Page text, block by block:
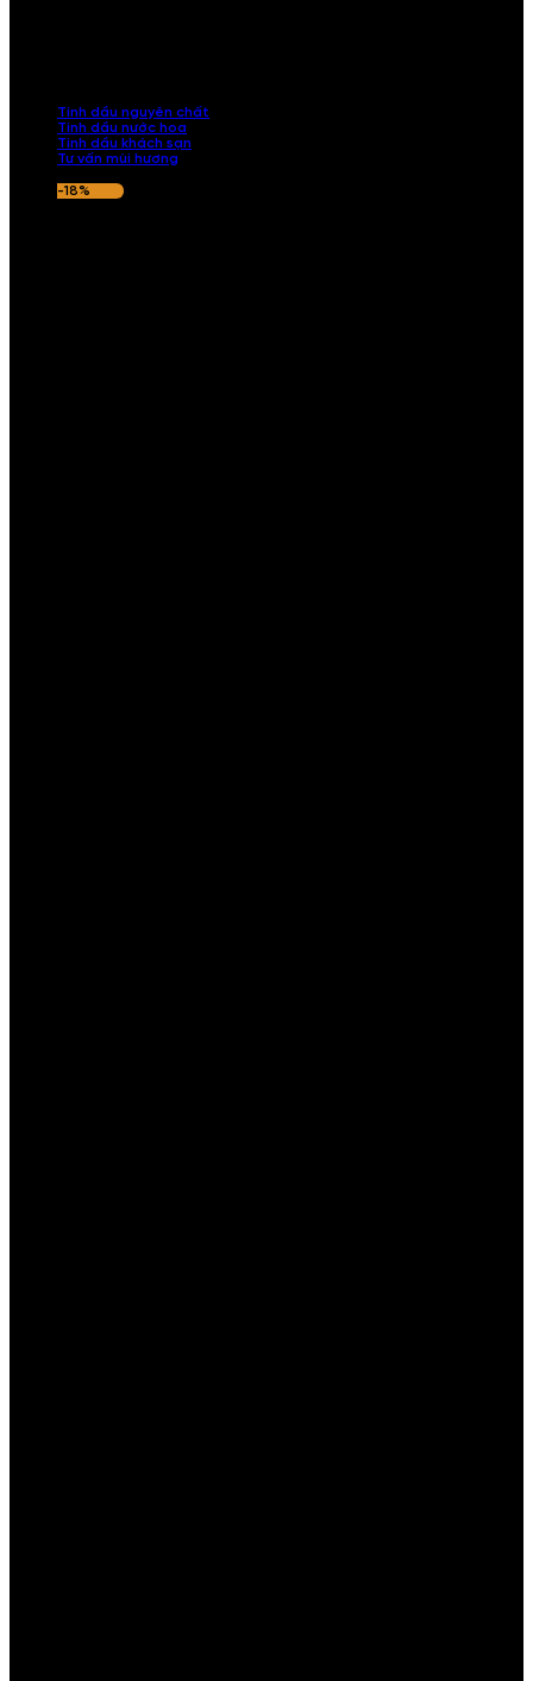
Tinh dầu nguyên chất
Tinh dầu nước hoa
Tinh dầu khách sạn
Tư vấn mùi hương
-18%